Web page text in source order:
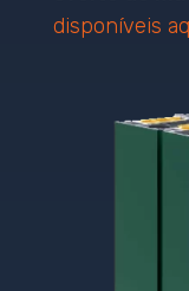
disponíveis